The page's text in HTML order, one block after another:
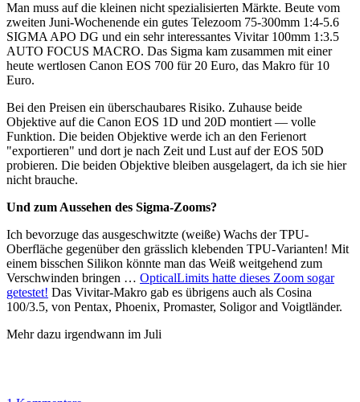
Man muss auf die kleinen nicht spezialisierten Märkte. Beute vom
zweiten Juni-Wochenende ein gutes Telezoom 75-300mm 1:4-5.6
SIGMA APO DG und ein sehr interessantes Vivitar 100mm 1:3.5
AUTO FOCUS MACRO. Das Sigma kam zusammen mit einer
heute wertlosen Canon EOS 700 für 20 Euro, das Makro für 10
Euro.
Bei den Preisen ein überschaubares Risiko. Zuhause beide
Objektive auf die Canon EOS 1D und 20D montiert — volle
Funktion. Die beiden Objektive werde ich an den Ferienort
"exportieren" und dort je nach Zeit und Lust auf der EOS 50D
probieren. Die beiden Objektive bleiben ausgelagert, da ich sie hier
nicht brauche.
Und zum Aussehen des Sigma-Zooms?
Ich bevorzuge das ausgeschwitzte (weiße) Wachs der TPU-
Oberfläche gegenüber den grässlich klebenden TPU-Varianten! Mit
einem bisschen Silikon könnte man das Weiß weitgehend zum
Verschwinden bringen … OpticalLimits hatte dieses Zoom sogar
getestet! Das Vivitar-Makro gab es übrigens auch als Cosina
100/3.5, von Pentax, Phoenix, Promaster, Soligor and Voigtländer.
Mehr dazu irgendwann im Juli